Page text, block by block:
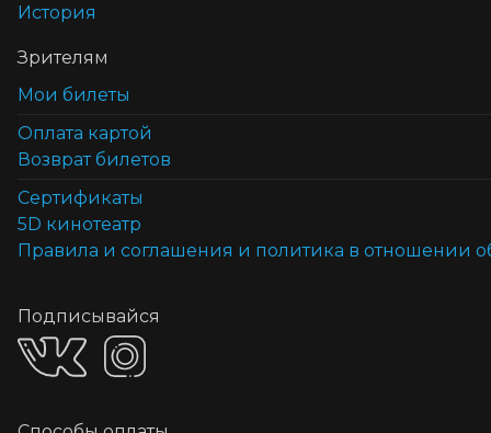
История
Зрителям
Мои билеты
Оплата картой
Возврат билетов
Cертификаты
5D кинотеатр
Правила и соглашения и политика в отношении
Подписывайся